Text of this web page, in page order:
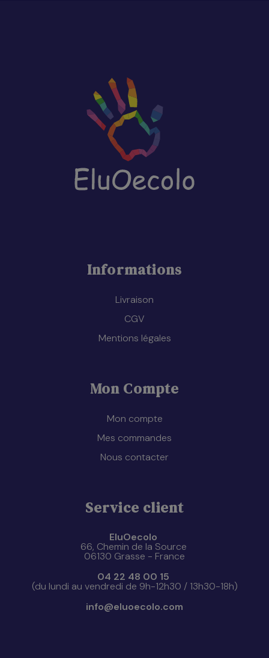
Informations
Livraison
CGV
Mentions légales
Mon Compte
Mon compte
Mes commandes
Nous contacter
Service client
EluOecolo
66, Chemin de la Source
06130 Grasse - France
04 22 48 00 15
(du lundi au vendredi de 9h-12h30 / 13h30-18h)
info@eluoecolo.com